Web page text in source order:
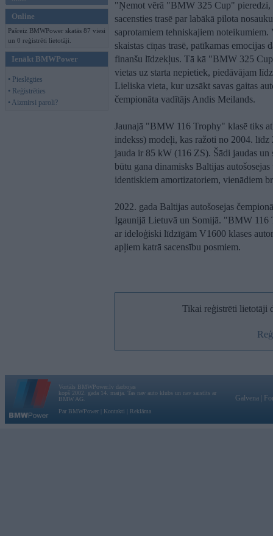
Online
Pašreiz BMWPower skatās 87 viesi
un 0 reģistrēti lietotāji.
Ienākt BMWPower
• Pieslēgties
• Reģistrēties
• Aizmirsi paroli?
"Ņemot vērā "BMW 325 Cup" pieredzi,
sacensties trasē par labākā pilota
saprotamiem tehniskajiem
skaistas cīņas trasē, patīkamas
finanšu līdzekļus. Tā kā "BMW 325
vietas uz starta nepietiek, piedāvājam
Lieliska vieta, kur uzsākt savas gaitas
čempionāta vadītājs Andis Meilands.
Jaunajā "BMW 116 Trophy" klasē tiks
indekss) modeļi, kas ražoti no 2004.
jauda ir 85 kW (116 ZS). Šādi jaudas
būtu gana dinamisks Baltijas
identiskiem amortizatoriem, vienādiem
2022. gada Baltijas autošosejas
Igaunijā Lietuvā un Somijā. "BMW 116
ar ideloģiski līdzīgām V1600 klases
apļiem katrā sacensību posmiem.
Tikai reģistrēti lietotāji
Vortāls BMWPower.lv darbojas
kopš 2002. gada 14. maija. Tas nav auto klubs un nav saistīts ar
BMW AG.
Par BMWPower
Kontakti Reklāma
Galvena